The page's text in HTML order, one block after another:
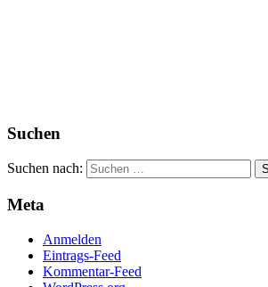
Suchen
Suchen nach:
Meta
Anmelden
Eintrags-Feed
Kommentar-Feed